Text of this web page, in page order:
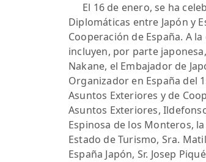
El 16 de enero, se ha
Diplomáticas entre Japón y
Cooperación de España. A
incluyen, por parte
Nakane, el Embajador de
Organizador en España del
Asuntos Exteriores y de
Asuntos Exteriores,
Espinosa de los Monteros,
Estado de Turismo, Sra.
España Japón, Sr. Josep